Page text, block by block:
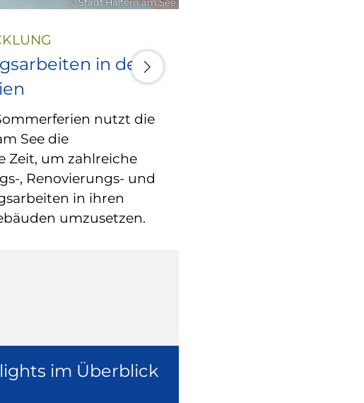
© Stadt Haltern am See
in den
nutzt die
See die
Zeit, um zahlreiche
, Renovierungs- und
in ihren
umzusetzen.
im Überblick